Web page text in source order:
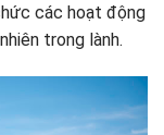
các hoạt động
trong lành.